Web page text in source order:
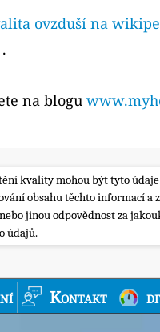
ovzduší na
na blogu
kvality mohou být tyto
obsahu těchto informací a
jinou odpovědnost za
údajů.
Kontakt